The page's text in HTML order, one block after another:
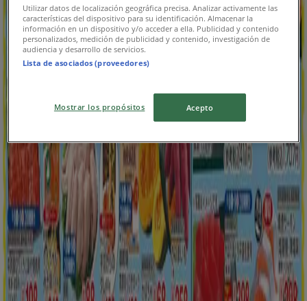
平和堂
あなたのための特別オファー
新規
平和堂
あなたのための私たちの最高のオファー
8/12 日まで有効 北見市
広告
Utilizar datos de localización geográfica precisa. Analizar activamente las
características del dispositivo para su identificación. Almacenar la
información en un dispositivo y/o acceder a ella. Publicidad y contenido
personalizados, medición de publicidad y contenido, investigación de
audiencia y desarrollo de servicios.
Lista de asociados (proveedores)
Mostrar los propósitos Acepto